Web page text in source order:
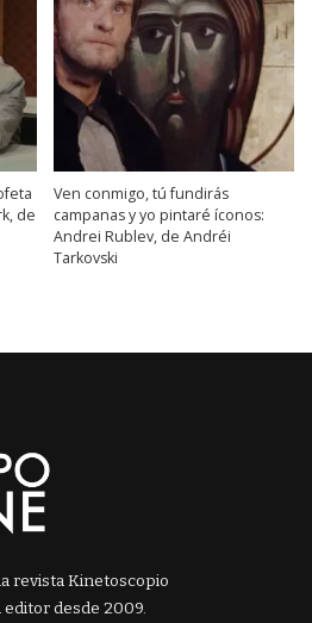
de
Ven conmigo, tú fundirás
campanas y yo pintaré íconos:
Andrei Rublev, de Andréi
Tarkovski
revista Kinetoscopio
editor desde 2009.